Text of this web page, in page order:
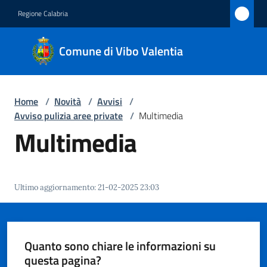
Regione Calabria
Comune di Vibo Valentia
Comune
di Vibo
Valentia
Servizi
Vivere
Vibo
Valentia
Home / Novità / Avvisi /
Avviso pulizia aree private / Multimedia
Multimedia
Ultimo aggiornamento:21-02-2025 23:03
Quanto sono chiare le informazioni su
questa pagina?